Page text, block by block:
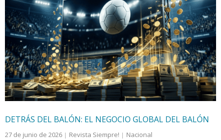
Nacional
Colaboradores
Internacional
Cultura
DETRÁS DEL BALÓN: EL NEGOCIO GLOBAL DEL BALÓN
27 de junio de 2026 Revista Siempre!
Nacional